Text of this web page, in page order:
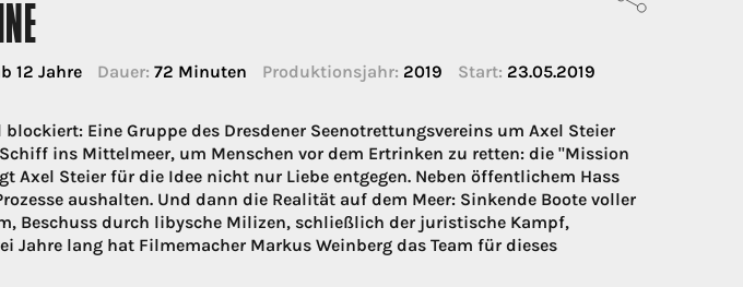
12 Jahre Dauer: 72 Minuten Produktionsjahr: 2019 Start: 23.05.2019
Eine Gruppe des Dresdener Seenotrettungsvereins um Axel Steier
ins Mittelmeer, um Menschen vor dem Ertrinken zu retten: die "Mission
Axel Steier für die Idee nicht nur Liebe entgegen. Neben öffentlichem Hass
aushalten. Und dann die Realität auf dem Meer: Sinkende Boote voller
Beschuss durch libysche Milizen, schließlich der juristische Kampf,
Jahre lang hat Filmemacher Markus Weinberg das Team für dieses